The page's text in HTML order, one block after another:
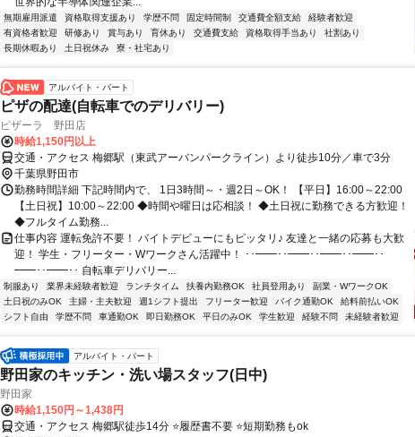
無期雇用派遣 資格取得支援あり 学歴不問 固定時間制 交通費全額支給
経験者歓迎
有資格者歓迎
研修あり 賞与あり 育休あり 交通費支給 資格取得手当あり
社割あり
長期休暇あり
土日祝休み 寮・社宅あり
アルバイト・パート
ピザの配達(自転車でのデリバリー)
ピザーラ 野田店
時給1,150円以上
交通・アクセス 梅郷駅（東武アーバンパークライン）より徒歩10分／車で3分
千葉県野田市
勤務時間詳細 下記時間内で、 1日3時間～・週2日～OK！ 【平日】16:00～22:00
【土日祝】10:00～22:00 ◆時間や曜日は応相談！ ◆土日祝に勤務できる方歓迎！
◆フルタイム勤務...
仕事内容 運転免許不要！ バイトデビューにもピッタリ♪ 友達と一緒の応募も大歓
迎！ 学生・フリーター・Wワークさん活躍中！ ･･━━･･━━･･━━･･━━･･
━━･･━━･･ 自転車デリバリー...
制服あり 業界未経験者歓迎 ランチタイム 扶養内勤務OK 社員登用あり
副業・WワークOK
土日祝のみOK
主婦・主夫歓迎 週1シフト提出 フリーター歓迎 バイク通勤OK
給料前払いOK
シフト自由
学歴不問 車通勤OK 即日勤務OK 平日のみOK 学生歓迎 経験不問 未経験者歓迎
アルバイト・パート
野田家のキッチン・洗い場スタッフ(日中)
野田家
時給1,150円～1,438円
交通・アクセス 梅郷駅徒歩14分 ⭐履歴書不要 ⭐短期勤務もok